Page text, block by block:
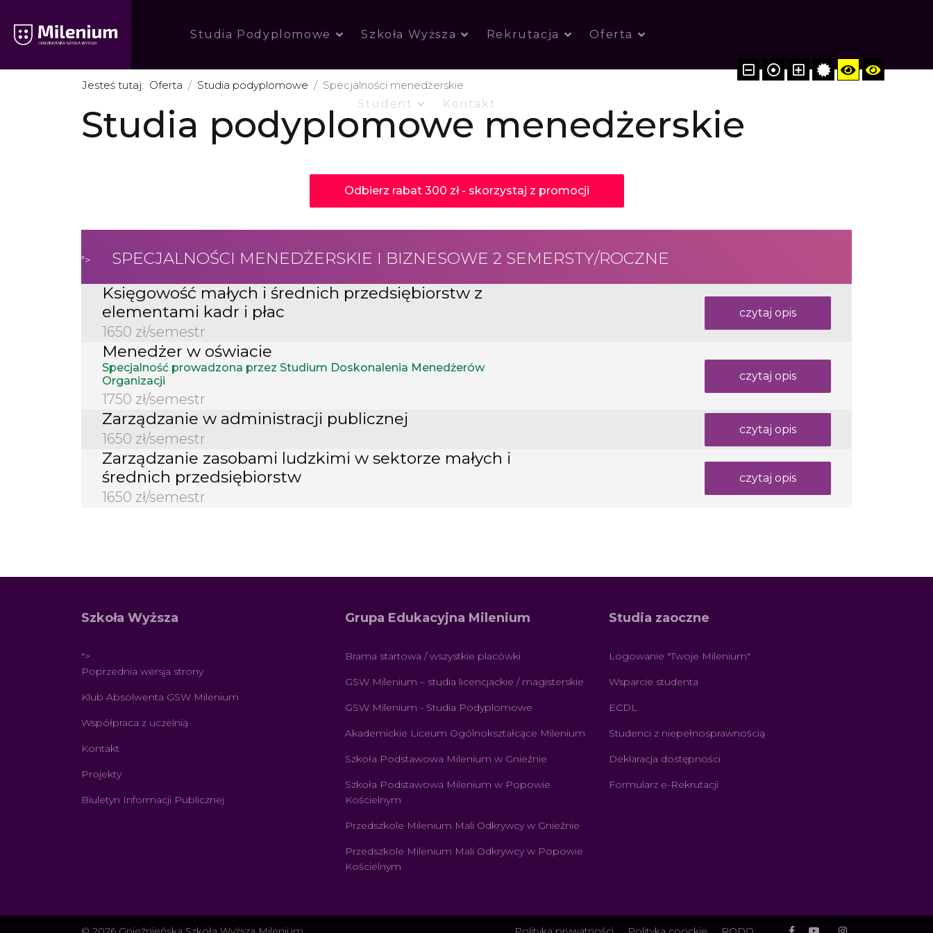
Studia Podyplomowe Szkoła Wyższa Rekrutacja Oferta
Student Kontakt
Jesteś tutaj: Oferta Studia podyplomowe Specjalności menedżerskie
Studia podyplomowe menedżerskie
Odbierz rabat 300 zł - skorzystaj z promocji
">
SPECJALNOŚCI MENEDŻERSKIE I BIZNESOWE 2 SEMERSTY/ROCZNE
Księgowość małych i średnich przedsiębiorstw z
elementami kadr i płac
1650 zł/semestr
czytaj opis
Menedżer w oświacie
Specjalność prowadzona przez Studium Doskonalenia Menedżerów
Organizacji
1750 zł/semestr
czytaj opis
Zarządzanie w administracji publicznej
1650 zł/semestr
czytaj opis
Zarządzanie zasobami ludzkimi w sektorze małych i
średnich przedsiębiorstw
1650 zł/semestr
czytaj opis
Szkoła Wyższa
">
Poprzednia wersja strony
Klub Absolwenta GSW Milenium
Współpraca z uczelnią
Kontakt
Projekty
Biuletyn Informacji Publicznej
Grupa Edukacyjna Milenium
Brama startowa / wszystkie placówki
GSW Milenium – studia licencjackie / magisterskie
GSW Milenium - Studia Podyplomowe
Akademickie Liceum Ogólnokształcące Milenium
Szkoła Podstawowa Milenium w Gnieźnie
Szkoła Podstawowa Milenium w Popowie
Kościelnym
Przedszkole Milenium Mali Odkrywcy w Gnieźnie
Przedszkole Milenium Mali Odkrywcy w Popowie
Kościelnym
Studia zaoczne
Logowanie "Twoje Milenium"
Wsparcie studenta
ECDL
Studenci z niepełnosprawnością
Deklaracja dostępności
Formularz e-Rekrutacji